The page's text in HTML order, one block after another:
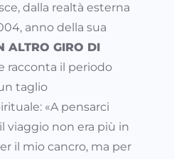
dalla realtà esterna
anno della sua
ALTRO GIRO DI
racconta il periodo
taglio
«A pensarci
viaggio non era più in
il mio cancro, ma per